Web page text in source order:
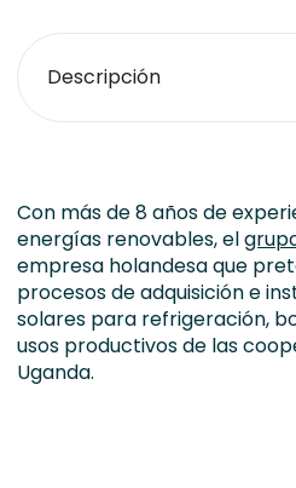
Descripción
Con más de 8 años de
energías renovables, el
empresa holandesa que
procesos de adquisición e
solares para refrigeración,
usos productivos de las
Uganda.